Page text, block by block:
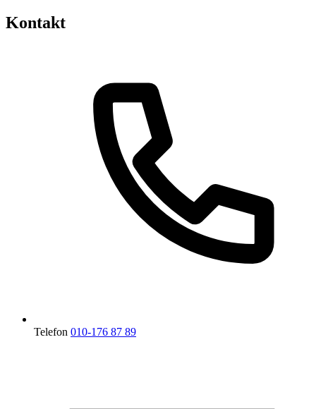
Kontakt
Telefon 010-176 87 89